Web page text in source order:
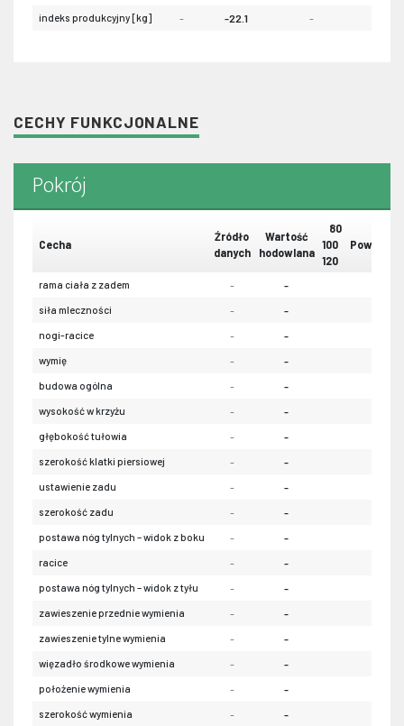
indeks produkcyjny [kg] - -22.1 -
CECHY FUNKCJONALNE
Pokrój
Cecha
Źródło
danych
Wartość
hodowlana
80
100
120
rama ciała z zadem - -
siła mleczności - -
nogi-racice - -
wymię - -
budowa ogólna - -
wysokość w krzyżu - -
głębokość tułowia - -
szerokość klatki piersiowej - -
ustawienie zadu - -
szerokość zadu - -
postawa nóg tylnych – widok z boku - -
racice - -
postawa nóg tylnych – widok z tyłu - -
zawieszenie przednie wymienia - -
zawieszenie tylne wymienia - -
więzadło środkowe wymienia - -
położenie wymienia - -
szerokość wymienia - -